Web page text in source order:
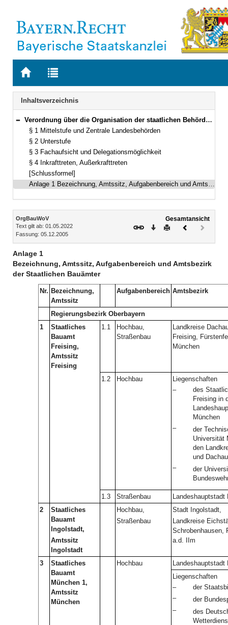
Zur
von
BAYERN.RECHT
Zur
der
letzten
Suche
Navigation
Inhaltsverzeichnis
Bereich reduzieren
Verordnung über die Organisation der staatlichen Behörden für das Bau- und Wohnungswesen (Organisationsverordnung Bau- und Wohnungswesen – OrgBauWoV) Vom 5. Dezember 2005 (GVBl. S. 626) BayRS 200-25-1-B (§§ 1–4)
§ 1 Mittelstufe und Zentrale Landesbehörden
§ 2 Unterstufe
§ 3 Fachaufsicht und Delegationsmöglichkeit
§ 4 Inkrafttreten, Außerkrafttreten
[Schlussformel]
Anlage 1 Bezeichnung, Amtssitz, Aufgabenbereich und Amtsbezirk der Staatlichen Bauämter
Inhalt
OrgBauWoV
Text gilt ab: 01.05.2022
Fassung: 05.12.2005
Gesamtansicht
Download
DruckenVorheriges
(inaktiv)
Anlage 1
Bezeichnung, Amtssitz, Aufgabenbereich und Amtsbezirk
der Staatlichen Bauämter
Nr. Bezeichnung,
Amtssitz
Aufgabenbereich Amtsbezirk
Regierungsbezirk Oberbayern
1
Staatliches
Bauamt
Freising,
Amtssitz
Freising
1.1
Hochbau,
Straßenbau
Landkreise
Freising,
München
1.2 Hochbau
Liegenschaften
–
des
Freising in
München
–
der
Universität
den
und Dachau
–
der
1.3 Straßenbau
Landeshauptstadt
2
Staatliches
Bauamt
Ingolstadt,
Amtssitz
Ingolstadt
Hochbau,
Straßenbau
Stadt Ingolstadt,
Landkreise
Schrobenhausen,
a.d. IIm
3
Staatliches
Bauamt
München 1,
Amtssitz
München
Hochbau
Landeshauptstadt
Liegenschaften
–
der
–
der
–
des